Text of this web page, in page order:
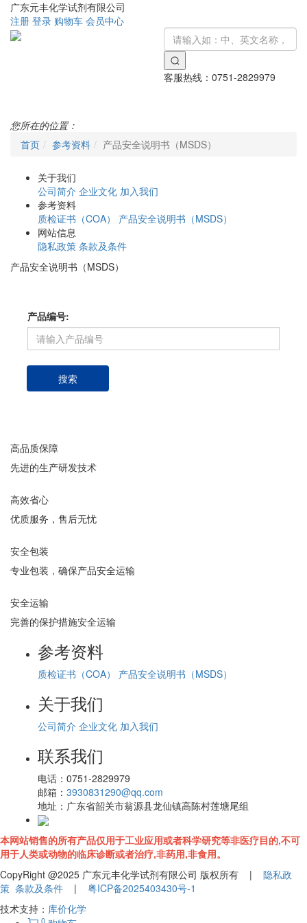
广东元丰化学试剂有限公司
注册 登录 购物车 会员中心
客服热线： 0751-2829979
您所在的位置：
首页
参考资料 产品安全说明书（MSDS）
关于我们
公司简介 企业文化 加入我们
参考资料
质检证书（COA） 产品安全说明书（MSDS）
网站信息
隐私政策 条款及条件
产品安全说明书（MSDS）
产品编号:
搜索
高品质保障
先进的生产研发技术
高效省心
优质服务，售后无忧
安全包装
专业包装，确保产品安全运输
安全运输
完善的保护措施安全运输
参考资料
质检证书（COA） 产品安全说明书（MSDS）
关于我们
公司简介 企业文化 加入我们
联系我们
电话： 0751-2829979
邮箱： 3930831290@qq.com
地址： 广东省韶关市翁源县龙仙镇高陈村莲塘尾组
本网站销售的所有产品仅用于工业应用或者科学研究等非医疗目的,不可
用于人类或动物的临床诊断或者治疗,非药用,非食用。
CopyRight @2025 广东元丰化学试剂有限公司 版权所有 | 隐私政
策 条款及条件 | 粤ICP备2025403430号-1
技术支持： 库价化学
0